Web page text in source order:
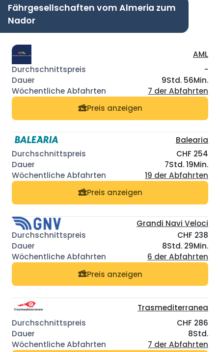
Fährgesellschaften vom Almeria zum
Nador
AML
-
9Std. 56Min.
7 der Abfahrten
Preis anzeigen
Balearia
CHF 254
7Std. 19Min.
19 der Abfahrten
Preis anzeigen
Grandi Navi Veloci
CHF 238
8Std. 29Min.
6 der Abfahrten
Preis anzeigen
Trasmediterranea
CHF 286
8Std.
7 der Abfahrten